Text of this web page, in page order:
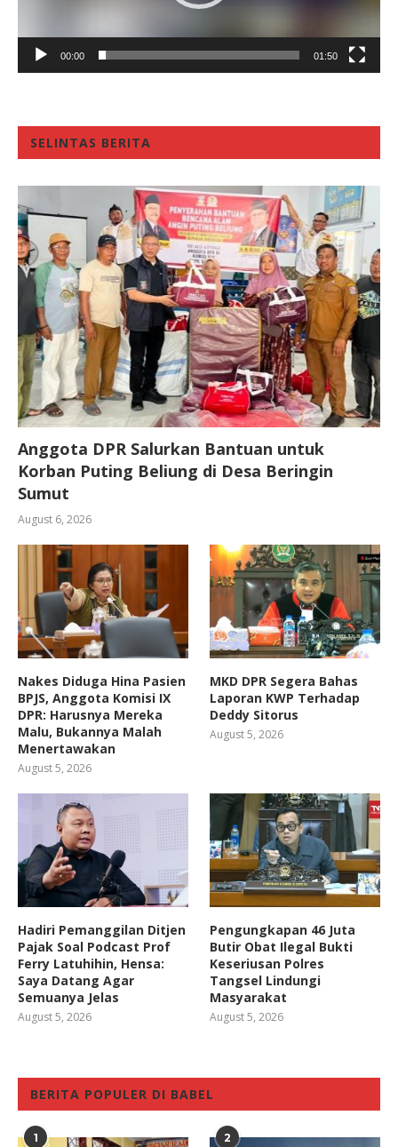
00:00 01:50
SELINTAS BERITA
Anggota DPR Salurkan Bantuan untuk
Korban Puting Beliung di Desa Beringin
Sumut
August 6, 2026
Nakes Diduga Hina Pasien
BPJS, Anggota Komisi IX
DPR: Harusnya Mereka
Malu, Bukannya Malah
Menertawakan
August 5, 2026
MKD DPR Segera Bahas
Laporan KWP Terhadap
Deddy Sitorus
August 5, 2026
Hadiri Pemanggilan Ditjen
Pajak Soal Podcast Prof
Ferry Latuhihin, Hensa:
Saya Datang Agar
Semuanya Jelas
August 5, 2026
Pengungkapan 46 Juta
Butir Obat Ilegal Bukti
Keseriusan Polres
Tangsel Lindungi
Masyarakat
August 5, 2026
BERITA POPULER DI BABEL
1 2